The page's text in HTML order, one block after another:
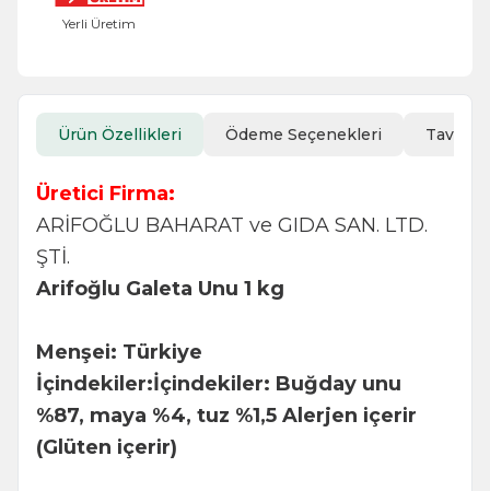
Yerli Üretim
Ürün Özellikleri Ödeme Seçenekleri Tavsiye
Üretici Firma:
ARİFOĞLU BAHARAT ve GIDA SAN. LTD.
ŞTİ.
Arifoğlu Galeta Unu 1 kg
Menşei: Türkiye
İçindekiler:İçindekiler: Buğday unu
%87, maya %4, tuz %1,5 Alerjen içerir
(Glüten içerir)